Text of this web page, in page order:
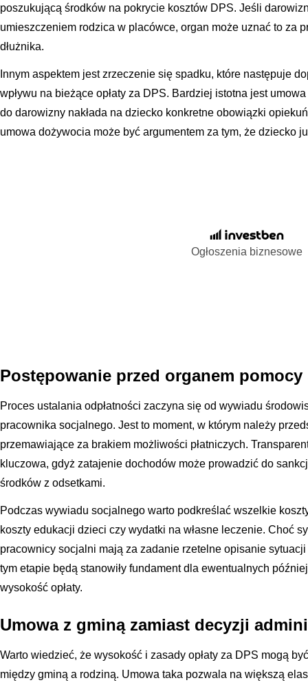
poszukującą środków na pokrycie kosztów DPS. Jeśli
umieszczeniem rodzica w placówce, organ może uznać to za
dłużnika.
Innym aspektem jest zrzeczenie się spadku, które następuje
wpływu na bieżące opłaty za DPS. Bardziej istotna jest
do darowizny nakłada na dziecko konkretne obowiązki
umowa dożywocia może być argumentem za tym, że dziecko
Ogłoszenia biznesowe
Postępowanie przed organem pomocy
Proces ustalania odpłatności zaczyna się od wywiadu
pracownika socjalnego. Jest to moment, w którym należy
przemawiające za brakiem możliwości płatniczych.
kluczowa, gdyż zatajenie dochodów może prowadzić do
środków z odsetkami.
Podczas wywiadu socjalnego warto podkreślać wszelkie
koszty edukacji dzieci czy wydatki na własne leczenie. Choć
pracownicy socjalni mają za zadanie rzetelne opisanie
tym etapie będą stanowiły fundament dla ewentualnych
wysokość opłaty.
Umowa z gminą zamiast decyzji
Warto wiedzieć, że wysokość i zasady opłaty za DPS mogą
między gminą a rodziną. Umowa taka pozwala na większą